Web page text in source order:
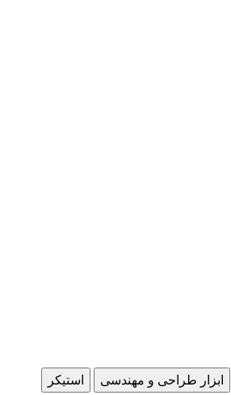
ابزار طراحی و مهندسی
استیکر